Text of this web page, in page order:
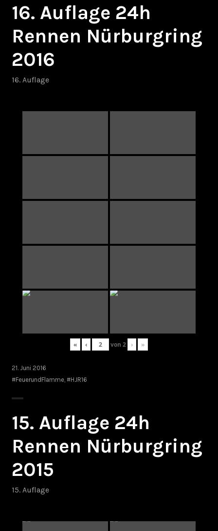
16. Auflage 24h
Rennen Nürburgring
2016
16. Auflage
« ‹ von 2 › »
21. Juni 2016
#FeuerundFlamme #HJR16
15. Auflage 24h
Rennen Nürburgring
2015
15. Auflage